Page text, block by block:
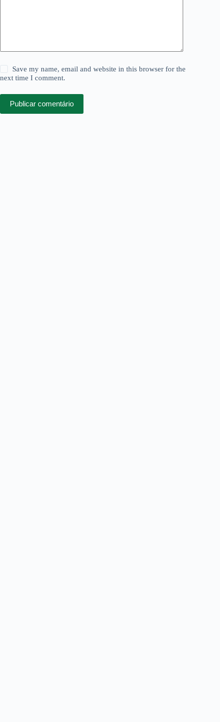
Save my name, email and website in this browser for the
next time I comment.
Publicar comentário